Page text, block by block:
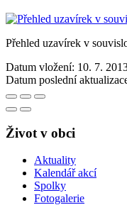
Přehled uzavírek v
Datum vložení: 10. 7.
Datum poslední
Život v obci
Aktuality
Kalendář akcí
Spolky
Fotogalerie